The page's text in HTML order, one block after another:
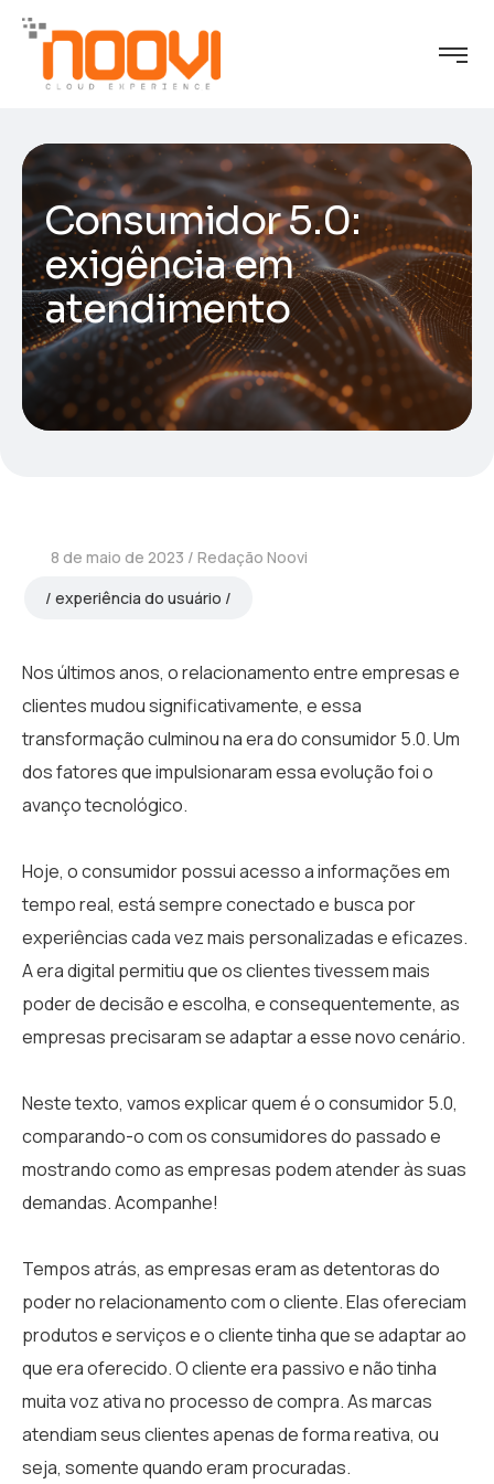
Consumidor 5.0:
exigência em
atendimento
8 de maio de 2023
Redação Noovi
experiência do usuário
Nos últimos anos, o relacionamento entre empresas e
clientes mudou significativamente, e essa
transformação culminou na era do consumidor 5.0. Um
dos fatores que impulsionaram essa evolução foi o
avanço tecnológico.
Hoje, o consumidor possui acesso a informações em
tempo real, está sempre conectado e busca por
experiências cada vez mais personalizadas e eficazes.
A era digital permitiu que os clientes tivessem mais
poder de decisão e escolha, e consequentemente, as
empresas precisaram se adaptar a esse novo cenário.
Neste texto, vamos explicar quem é o consumidor 5.0,
comparando-o com os consumidores do passado e
mostrando como as empresas podem atender às suas
demandas. Acompanhe!
Tempos atrás, as empresas eram as detentoras do
poder no relacionamento com o cliente. Elas ofereciam
produtos e serviços e o cliente tinha que se adaptar ao
que era oferecido. O cliente era passivo e não tinha
muita voz ativa no processo de compra. As marcas
atendiam seus clientes apenas de forma reativa, ou
seja, somente quando eram procuradas.